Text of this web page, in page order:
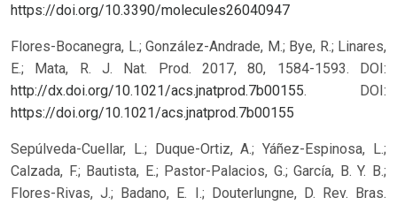
https://doi.org/10.3390/molecules26040947
Flores-Bocanegra, L.; González-Andrade, M.; Bye, R.; Linares,
E.; Mata, R. J. Nat. Prod. 2017, 80, 1584-1593. DOI:
http://dx.doi.org/10.1021/acs.jnatprod.7b00155. DOI:
https://doi.org/10.1021/acs.jnatprod.7b00155
Sepúlveda-Cuellar, L.; Duque-Ortiz, A.; Yáñez-Espinosa, L.;
Calzada, F.; Bautista, E.; Pastor-Palacios, G.; García, B. Y. B.;
Flores-Rivas, J.; Badano, E. I.; Douterlungne, D. Rev. Bras.